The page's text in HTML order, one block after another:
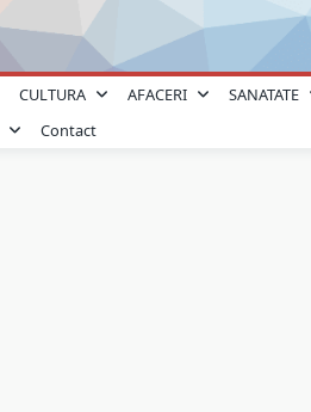
CULTURA AFACERI SANATATE
Contact